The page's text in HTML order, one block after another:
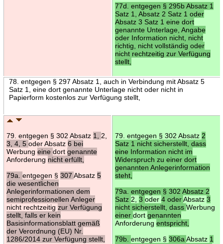
77d. entgegen § 295b Absatz 1
Satz 1, Absatz 2 Satz 1 oder
Absatz 3 Satz 1 eine dort
genannte Unterlage, Angabe
oder Information nicht, nicht
richtig, nicht vollständig oder
nicht rechtzeitig zur Verfügung
stellt,
78. entgegen § 297 Absatz 1, auch in Verbindung mit Absatz 5
Satz 1, eine dort genannte Unterlage nicht oder nicht in
Papierform kostenlos zur Verfügung stellt,
79. entgegen § 302 Absatz 1, 2,
3, 4, 5 oder Absatz 6 bei
Werbung eine dort genannte
Anforderung nicht erfüllt,
79a. entgegen § 307 Absatz 5
die wesentlichen
Anlegerinformationen dem
semiprofessionellen Anleger
nicht rechtzeitig zur Verfügung
stellt, falls er kein
Basisinformationsblatt gemäß
der Verordnung (EU) Nr.
1286/2014 zur Verfügung stellt,
79. entgegen § 302 Absatz 2
Satz 1 nicht sicherstellt, dass
eine Information nicht im
Widerspruch zu einer dort
genannten Anlegerinformation
steht,
79a. entgegen § 302 Absatz 2
Satz 2, 3 oder 4 oderAbsatz 3
nicht sicherstellt, dass Werbung
einer dort genannten
Anforderung entspricht,
79b. entgegen § 306a Absatz 1